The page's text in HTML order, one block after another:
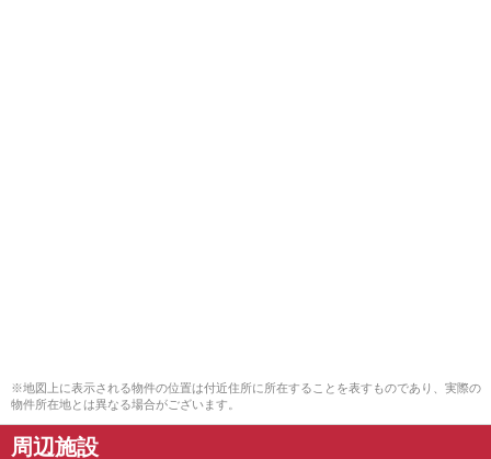
※地図上に表示される物件の位置は付近住所に所在することを表すものであり、実際の
物件所在地とは異なる場合がございます。
周辺施設